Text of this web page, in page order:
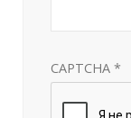
CAPTCHA *